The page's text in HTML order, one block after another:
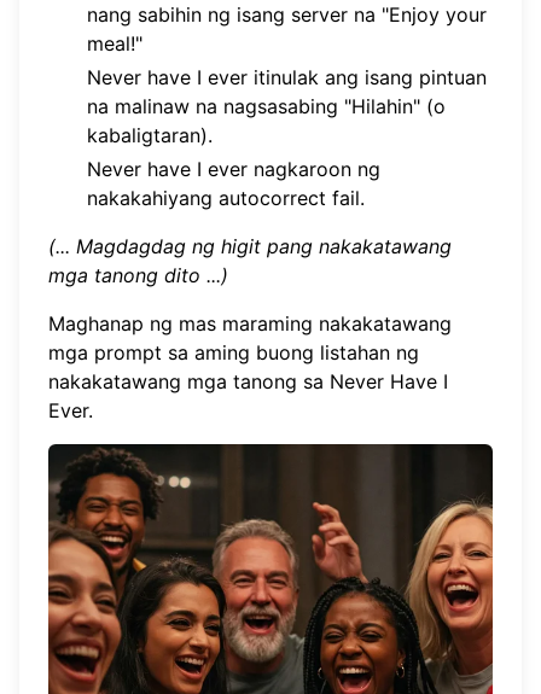
nang sabihin ng isang server na "Enjoy your
meal!"
Never have I ever itinulak ang isang pintuan
na malinaw na nagsasabing "Hilahin" (o
kabaligtaran).
Never have I ever nagkaroon ng
nakakahiyang autocorrect fail.
(... Magdagdag ng higit pang nakakatawang
mga tanong dito ...)
Maghanap ng mas maraming nakakatawang
mga prompt sa aming buong listahan ng
nakakatawang mga tanong sa Never Have I
Ever.